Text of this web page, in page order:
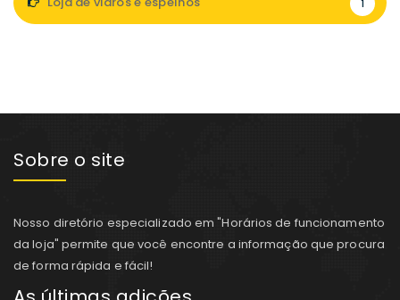
1
Sobre o site
Nosso diretório especializado em "Horários de funcionamento
da loja" permite que você encontre a informação que procura
de forma rápida e fácil!